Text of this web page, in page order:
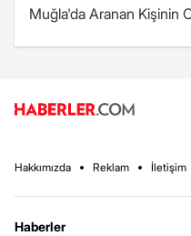
Muğla'da Aranan Kişinin
Hakkımızda Reklam İletişim
Haberler